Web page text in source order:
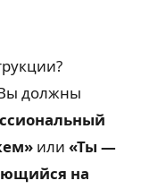
Вы должны
или «Ты —
на